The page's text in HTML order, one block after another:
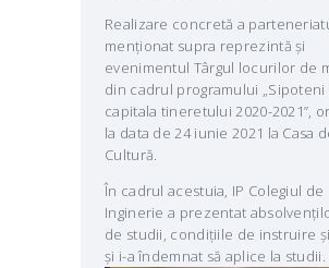
Realizare concretă a
menționat supra reprezintă și
evenimentul Târgul locurilor de
din cadrul programului „Sipoteni
capitala tineretului 2020-2021”,
la data de 24 iunie 2021 la Casa
Cultură.
În cadrul acestuia, IP Colegiul de
Inginerie a prezentat
de studii, condițiile de instruire
și i-a îndemnat să aplice la studii.